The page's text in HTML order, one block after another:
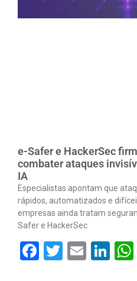
e-Safer e HackerSec
combater ataques
IA
Especialistas apontam que
rápidos, automatizados e
empresas ainda tratam
Safer e HackerSec
Facebook
Twitter
Email